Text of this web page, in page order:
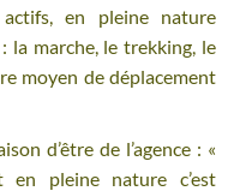
actifs, en pleine nature
la marche, le trekking, le
moyen de déplacement
d’être de l’agence : «
en pleine nature c’est